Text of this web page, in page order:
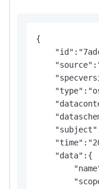
{
    "data":{